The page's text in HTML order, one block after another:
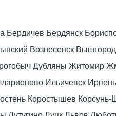
Бердичев Бердянск
Вознесенск Вышгород
Дубляны Житомир
Ильичевск
Коростышев Корсунь-